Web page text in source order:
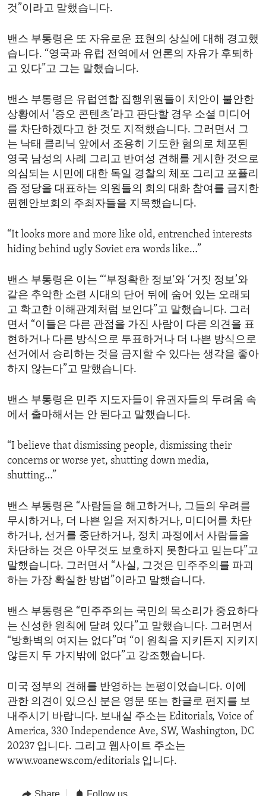
것”이라고 말했습니다.
밴스 부통령은 또 자유로운 표현의 상실에 대해 경고했
습니다. “영국과 유럽 전역에서 언론의 자유가 후퇴하
고 있다”고 그는 말했습니다.
밴스 부통령은 유럽연합 집행위원들이 치안이 불안한
상황에서 ‘증오 콘텐츠’라고 판단할 경우 소셜 미디어
를 차단하겠다고 한 것도 지적했습니다. 그러면서 그
는 낙태 클리닉 앞에서 조용히 기도한 혐의로 체포된
영국 남성의 사례 그리고 반여성 견해를 게시한 것으로
의심되는 시민에 대한 독일 경찰의 체포 그리고 포퓰리
즘 정당을 대표하는 의원들의 회의 대화 참여를 금지한
뮌헨안보회의 주최자들을 지목했습니다.
“It looks more and more like old, entrenched interests
hiding behind ugly Soviet era words like…”
밴스 부통령은 이는 “‘부정확한 정보'와 ‘거짓 정보’와
같은 추악한 소련 시대의 단어 뒤에 숨어 있는 오래되
고 확고한 이해관계처럼 보인다”고 말했습니다. 그러
면서 “이들은 다른 관점을 가진 사람이 다른 의견을 표
현하거나 다른 방식으로 투표하거나 더 나쁜 방식으로
선거에서 승리하는 것을 금지할 수 있다는 생각을 좋아
하지 않는다”고 말했습니다.
밴스 부통령은 민주 지도자들이 유권자들의 두려움 속
에서 출마해서는 안 된다고 말했습니다.
“I believe that dismissing people, dismissing their
concerns or worse yet, shutting down media,
shutting…”
밴스 부통령은 “사람들을 해고하거나, 그들의 우려를
무시하거나, 더 나쁜 일을 저지하거나, 미디어를 차단
하거나, 선거를 중단하거나, 정치 과정에서 사람들을
차단하는 것은 아무것도 보호하지 못한다고 믿는다”고
말했습니다. 그러면서 “사실, 그것은 민주주의를 파괴
하는 가장 확실한 방법”이라고 말했습니다.
밴스 부통령은 “민주주의는 국민의 목소리가 중요하다
는 신성한 원칙에 달려 있다”고 말했습니다. 그러면서
“방화벽의 여지는 없다”며 “이 원칙을 지키든지 지키지
않든지 두 가지밖에 없다”고 강조했습니다.
미국 정부의 견해를 반영하는 논평이었습니다. 이에
관한 의견이 있으신 분은 영문 또는 한글로 편지를 보
내주시기 바랍니다. 보내실 주소는 Editorials, Voice of
America, 330 Independence Ave, SW, Washington, DC
20237 입니다. 그리고 웹사이트 주소는
www.voanews.com/editorials 입니다.
Share Follow us